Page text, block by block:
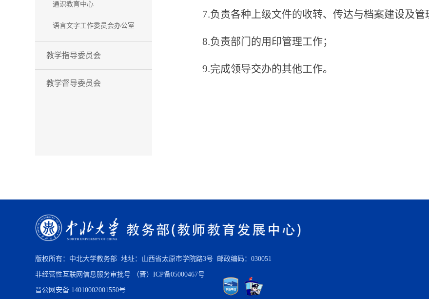
通识教育中心
语言文字工作委员会办公室
教学指导委员会
教学督导委员会
7.负责各种上级文件的收转、传达与档案建设及管
8.负责部门的用印管理工作；
9.完成领导交办的其他工作。
版权所有：中北大学教务部 地址：山西省太原市学院路3号 邮政编码：030051
非经营性互联网信息服务审批号 （晋）ICP备05000467号
晋公网安备 14010002001550号